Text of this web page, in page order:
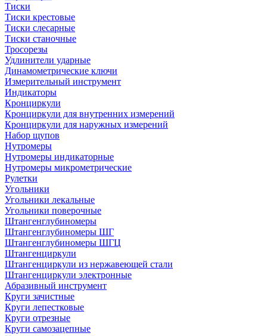
Тиски
Тиски крестовые
Тиски слесарные
Тиски станочные
Тросорезы
Удлинители ударные
Динамометрические ключи
Измерительный инструмент
Индикаторы
Кронциркули
Кронциркули для внутренних измерений
Кронциркули для наружных измерений
Набор щупов
Нутромеры
Нутромеры индикаторные
Нутромеры микрометрические
Рулетки
Угольники
Угольники лекальные
Угольники поверочные
Штангенглубиномеры
Штангенглубиномеры ШГ
Штангенглубиномеры ШГЦ
Штангенциркули
Штангенциркули из нержавеющей стали
Штангенциркули электронные
Абразивный инструмент
Круги зачистные
Круги лепестковые
Круги отрезные
Круги самозацепные